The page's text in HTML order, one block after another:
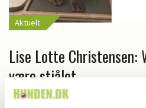
Aktuelt
Lise Lotte Christensen:
være stjålet